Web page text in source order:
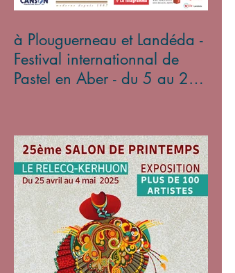
à Plouguerneau et Landéda -
Festival internationnal de
Pastel en Aber - du 5 au 27